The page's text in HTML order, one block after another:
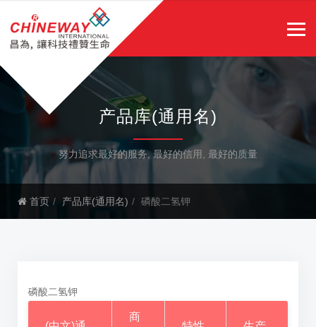
产品库(通用名)
努力追求最好的服务, 最好的信用, 最好的质量
首页 产品库(通用名) 磷酸二氢钾
磷酸二氢钾
商